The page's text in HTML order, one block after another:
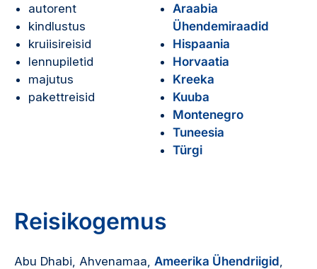
autorent
kindlustus
kruiisireisid
lennupiletid
majutus
pakettreisid
Araabia
Ühendemiraadid
Hispaania
Horvaatia
Kreeka
Kuuba
Montenegro
Tuneesia
Türgi
Reisikogemus
Abu Dhabi, Ahvenamaa, Ameerika Ühendriigid,